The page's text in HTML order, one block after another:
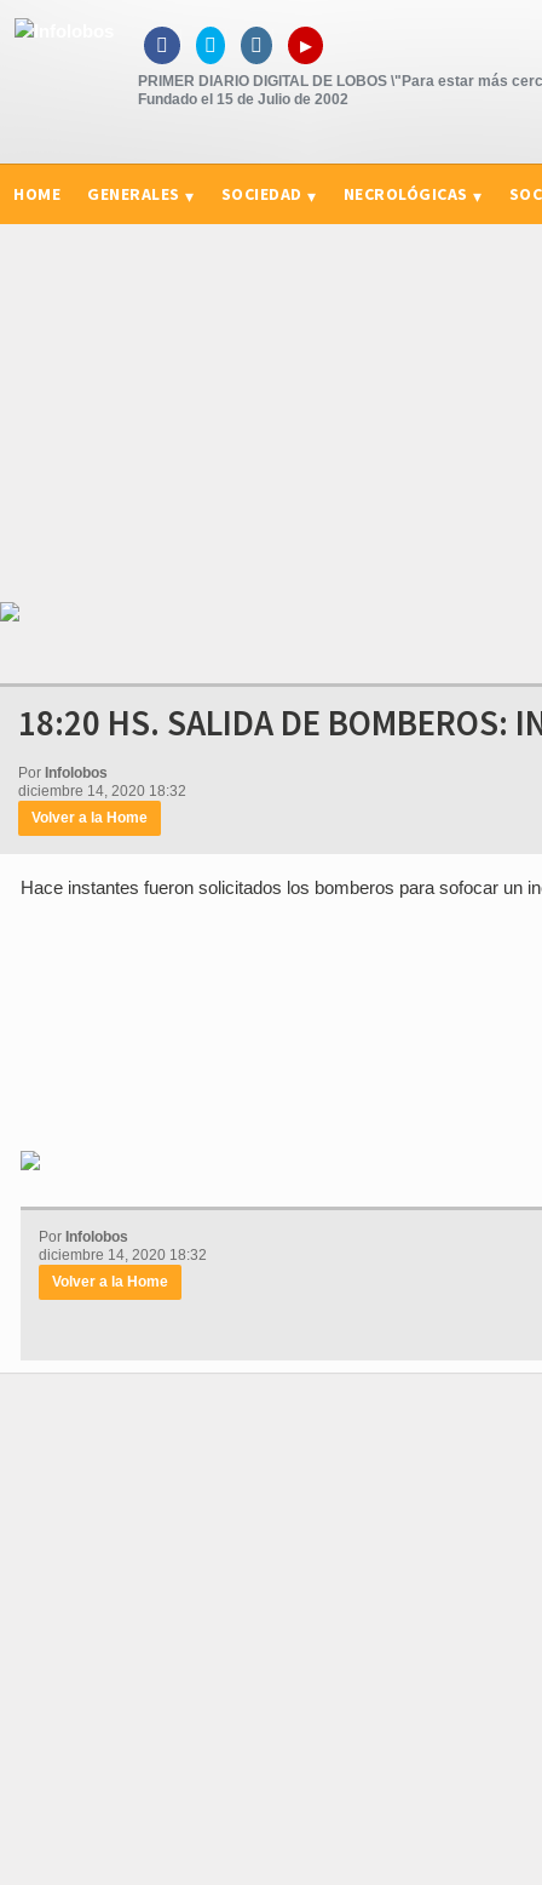
   ▸
PRIMER DIARIO DIGITAL DE LOBOS \"Para estar más
Fundado el 15 de Julio de 2002
HOME GENERALES SOCIEDAD NECROLÓGICAS
18:20 HS. SALIDA DE BOMBEROS:
Por Infolobos
diciembre 14, 2020 18:32
Volver a la Home
Hace instantes fueron solicitados los bomberos para sofocar un
Por Infolobos
diciembre 14, 2020 18:32
Volver a la Home